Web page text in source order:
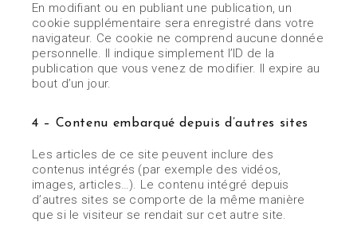
En modifiant ou en publiant une publication, un
cookie supplémentaire sera enregistré dans votre
navigateur. Ce cookie ne comprend aucune donnée
personnelle. Il indique simplement l’ID de la
publication que vous venez de modifier. Il expire au
bout d’un jour.
4 – Contenu embarqué depuis d’autres sites
Les articles de ce site peuvent inclure des
contenus intégrés (par exemple des vidéos,
images, articles…). Le contenu intégré depuis
d’autres sites se comporte de la même manière
que si le visiteur se rendait sur cet autre site.